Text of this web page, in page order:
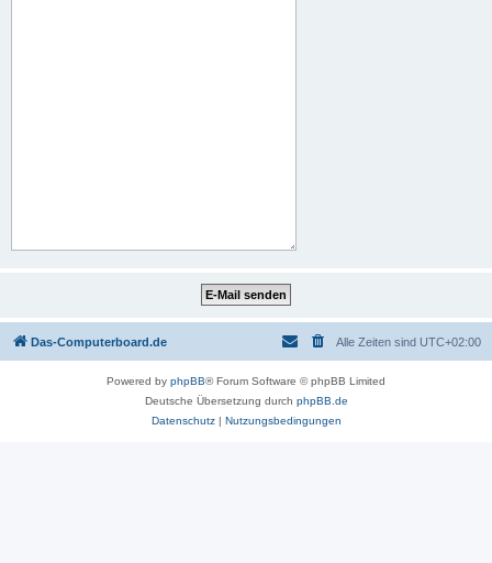
Das-Computerboard.de Alle Zeiten sind UTC+02:00
Powered by phpBB® Forum Software © phpBB Limited
Deutsche Übersetzung durch phpBB.de
Datenschutz| Nutzungsbedingungen